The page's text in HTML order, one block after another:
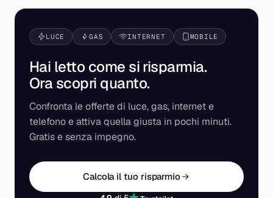
LUCE GAS INTERNET MOBILE
Hai letto come si risparmia.
Ora scopri quanto.
Confronta le offerte di luce, gas, internet e
telefono e attiva quella giusta in pochi minuti.
Gratis e senza impegno.
Calcola il tuo risparmio